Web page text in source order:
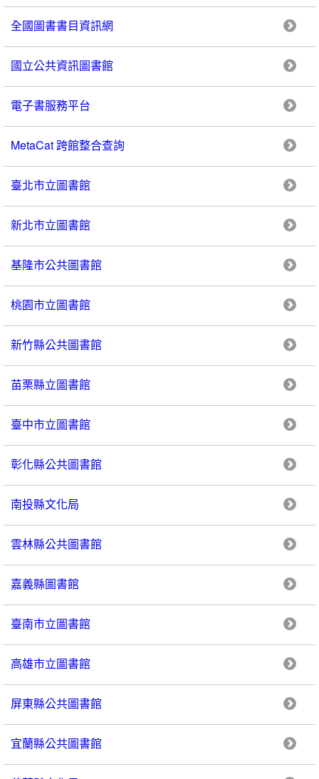
全國圖書書目資訊網
國立公共資訊圖書館
電子書服務平台
MetaCat 跨館整合查詢
臺北市立圖書館
新北市立圖書館
基隆市公共圖書館
桃園市立圖書館
新竹縣公共圖書館
苗栗縣立圖書館
臺中市立圖書館
彰化縣公共圖書館
南投縣文化局
雲林縣公共圖書館
嘉義縣圖書館
臺南市立圖書館
高雄市立圖書館
屏東縣公共圖書館
宜蘭縣公共圖書館